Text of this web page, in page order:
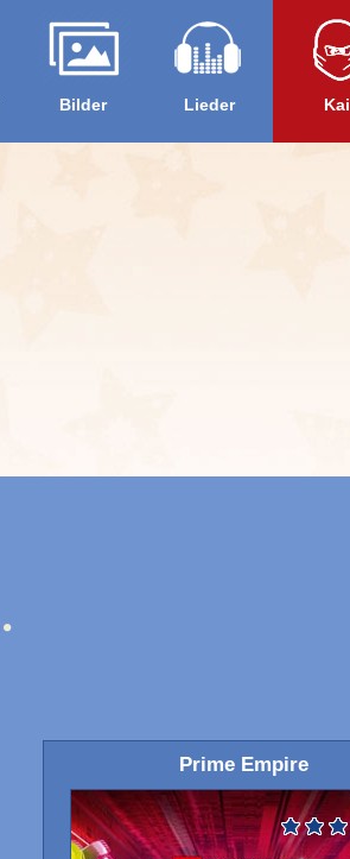
Bilder Lieder Kai
Prime Empire